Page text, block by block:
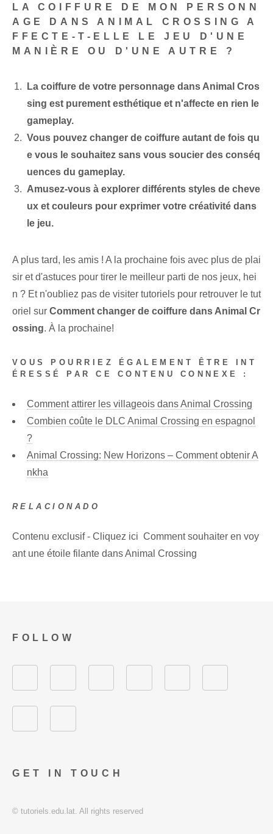
LA COIFFURE DE MON PERSONN
AGE DANS ANIMAL CROSSING A
FFECTE-T-ELLE LE JEU D'UNE
MANIÈRE OU D'UNE AUTRE ?
La coiffure de votre personnage dans Animal Cros
sing est purement esthétique et n'affecte en rien le
gameplay.
Vous pouvez changer de coiffure autant de fois qu
e vous le souhaitez sans vous soucier des conséq
uences du gameplay.
Amusez-vous à explorer différents styles de cheve
ux et ⁤couleurs​ pour exprimer votre ‍créativité dans
le jeu.
A plus tard, les amis ! A la prochaine fois avec plus de plai
sir et d'astuces pour tirer le meilleur parti de nos jeux, hei
n ? Et n'oubliez pas de visiter tutoriels pour retrouver le tut
oriel sur Comment changer de coiffure dans Animal Cr
ossing. À la prochaine!
VOUS POURRIEZ ÉGALEMENT ÊTRE INT
ÉRESSÉ PAR CE CONTENU CONNEXE :
Comment attirer les villageois dans Animal Crossing
Combien coûte le DLC Animal Crossing en espagnol
?
Animal Crossing: New Horizons – Comment obtenir A
nkha
RELACIONADO
Contenu exclusif - Cliquez ici Comment souhaiter en voy
ant une étoile filante dans Animal Crossing
GET IN TOUCH
FOLLOW
© tutoriels.edu.lat. All rights reserved